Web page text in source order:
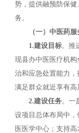
势，提供融预防保
务。
（一）中医药
1.建设目标。推
现县办中医医疗机
治和应急处置能力
满足群众就近享有高
2.建设任务。一
设项目总体布局中
医医学中心；支持